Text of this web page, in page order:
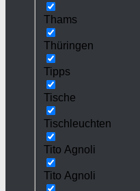
Thams
Thüringen
Tipps
Tische
Tischleuchten
Tito Agnoli
Tito Agnoli